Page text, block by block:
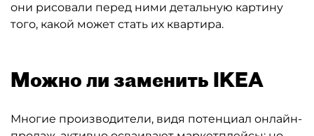
они рисовали перед ними детальную картину
того, какой может стать их квартира.
Можно ли заменить IKEA
Многие производители, видя потенциал онлайн-